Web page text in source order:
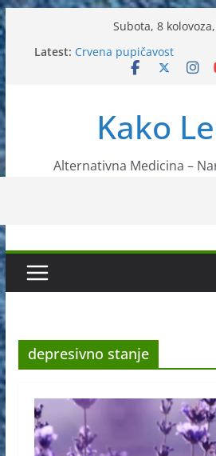
Skip
Subota, 8
Latest: Crvena pupičavost
Čir na želucu – Liječenje
Liječenje bubrežnog
Kako
Alternativna Medicina –
depresivno stanje